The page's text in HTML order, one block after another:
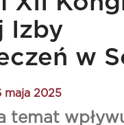
Izby
w
maja 2025
temat